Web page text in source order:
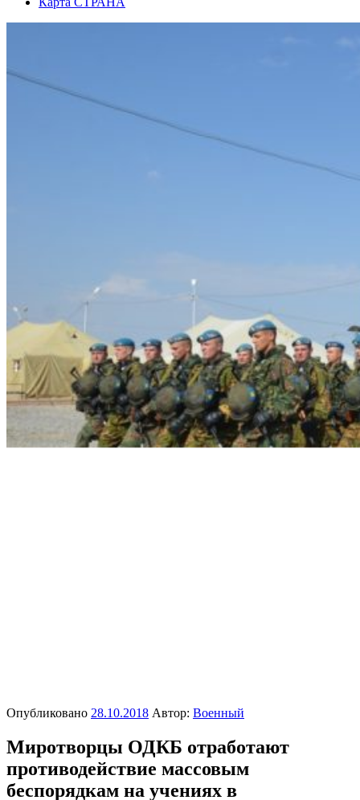
Опубликовано 28.10.2018 Автор: Военный
Миротворцы ОДКБ отработают
противодействие массовым
беспорядкам на учениях в